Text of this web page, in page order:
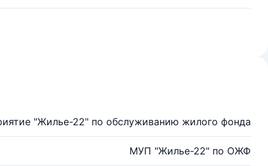
"Жилье-22" по обслуживанию жилого фонда
МУП "Жилье-22" по ОЖФ